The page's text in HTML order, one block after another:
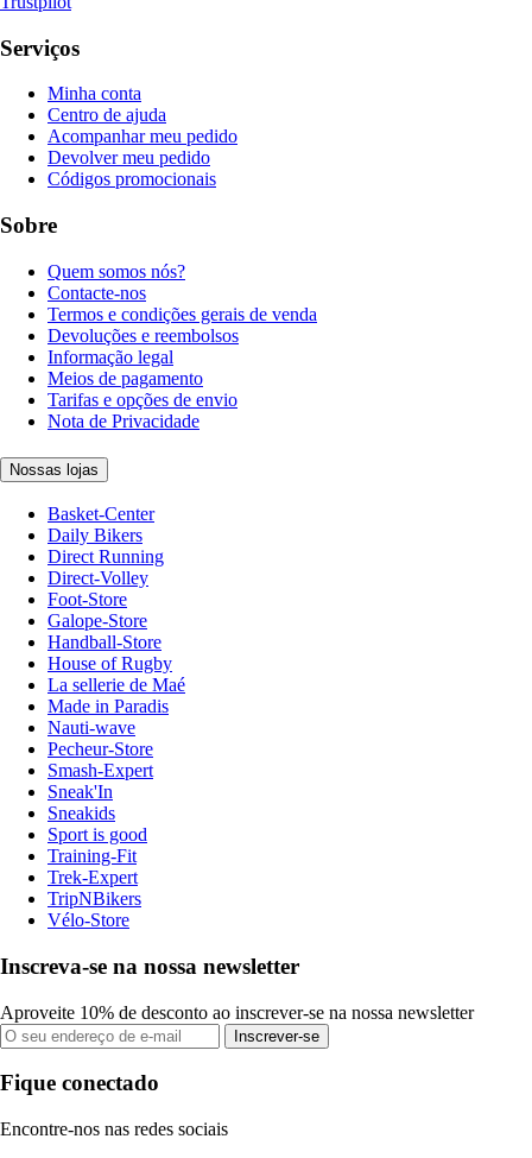
Serviços
Minha conta
Centro de ajuda
Acompanhar meu pedido
Devolver meu pedido
Códigos promocionais
Sobre
Quem somos nós?
Contacte-nos
Termos e condições gerais de venda
Devoluções e reembolsos
Informação legal
Meios de pagamento
Tarifas e opções de envio
Nota de Privacidade
Nossas lojas
Basket-Center
Daily Bikers
Direct Running
Direct-Volley
Foot-Store
Galope-Store
Handball-Store
House of Rugby
La sellerie de Maé
Made in Paradis
Nauti-wave
Pecheur-Store
Smash-Expert
Sneak'In
Sneakids
Sport is good
Training-Fit
Trek-Expert
TripNBikers
Vélo-Store
Inscreva-se na nossa newsletter
Aproveite 10% de desconto ao inscrever-se na nossa newsletter
Inscrever-se
Fique conectado
Encontre-nos nas redes sociais